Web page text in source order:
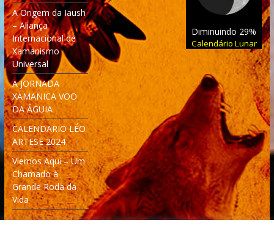
A Origem da Iaush
– Aliança
Internacional de
Xamanismo
Universal
A JORNADA
XAMANICA VOO
DA ÁGUIA
CALENDARIO LÉO
ARTESE 2024
Viemos Aqui – Um
Chamado à
Grande Roda da
Vida
Diminuindo 29%
Calendário Lunar